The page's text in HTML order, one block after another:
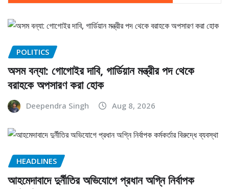
POLITICS
অসম বন্যা: গোগোইর দাবি, গার্ডিয়ান মন্ত্রীর পদ থেকে
বরাহকে অপসারণ করা হোক
Deependra Singh Aug 8, 2026
HEADLINES
আহমেদাবাদে দুর্নীতির অভিযোগে প্রধান অগ্নি নির্বাপক